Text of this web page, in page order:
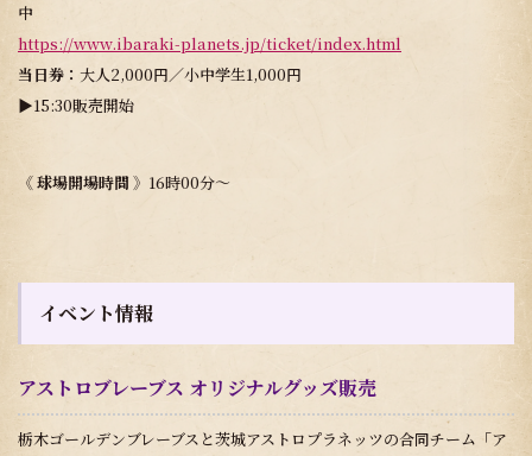
中
https://www.ibaraki-planets.jp/ticket/index.html
当日券： 大人2,000円／小中学生1,000円
▶15:30販売開始
《 球場開場時間 》 16時00分～
イベント情報
アストロブレーブス オリジナルグッズ販売
栃木ゴールデンブレーブスと茨城アストロプラネッツの合同チーム「ア